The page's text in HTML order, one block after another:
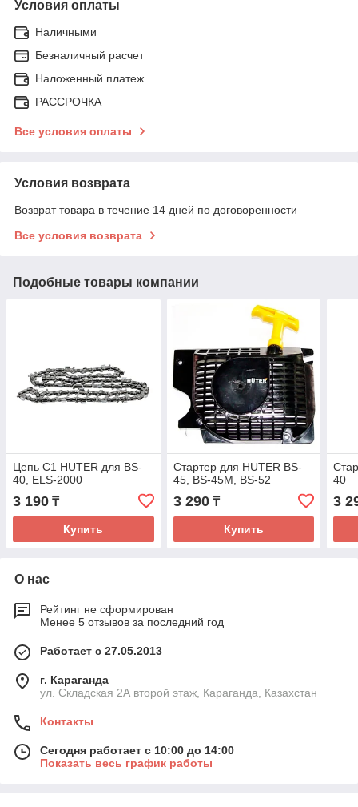
Условия оплаты
Наличными
Безналичный расчет
Наложенный платеж
РАССРОЧКА
Все условия оплаты
Условия возврата
Возврат товара в течение 14 дней по договоренности
Все условия возврата
Подобные товары компании
Цепь C1 HUTER для BS-
40, ELS-2000
3 190 ₸
Купить
Стартер для HUTER BS-
45, BS-45М, BS-52
3 290₸
Купить
40
3
О нас
Рейтинг не сформирован
Менее 5 отзывов за последний год
Работает с 27.05.2013
г. Караганда
ул. Складская 2А второй этаж, Караганда, Казахстан
Контакты
Сегодня работает с 10:00 до 14:00
Показать весь график работы